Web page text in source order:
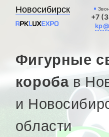
Новосибирск
+7
УСЛУГИ
НАШИ РАБОТЫ
АКЦИИ
Фигурные
коробав
и
области